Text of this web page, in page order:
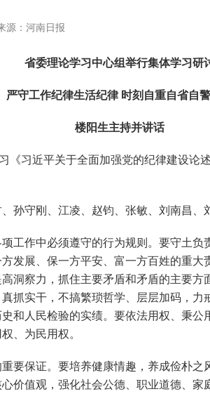
源：河南日报
省委理论学习中心组举行集体学习研
工作纪律生活纪律 时刻自重自省自
楼阳生主持并讲话
近平关于全面加强党的纪律建设论
守刚、江凌、赵钧、张敏、刘南昌、
作中必须遵守的行为规则。要守土负
发展、保一方平安、富一方百姓的重
洞察力，抓住主要矛盾和矛盾的主要方
抓实干，不搞繁琐哲学、层层加码，
和人民检验的实绩。要依法用权、秉
、为民用权。
保证。要培养健康情趣，养成俭朴之
价值观，强化社会公德、职业道德、家